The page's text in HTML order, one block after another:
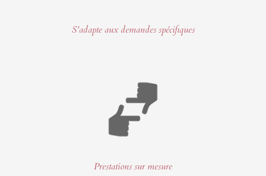
S'adapte aux demandes spécifiques
Prestations sur mesure